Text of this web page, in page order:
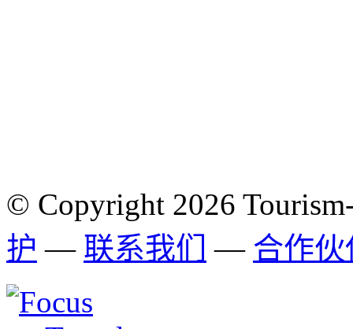
© Copyright 2026
护 — 联系我们 — 合作伙